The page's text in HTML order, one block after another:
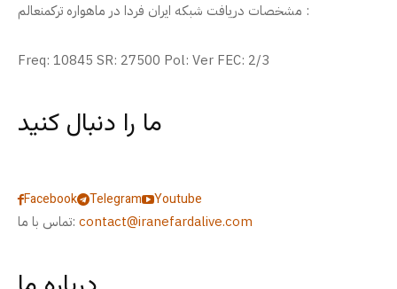
مشخصات دریافت شبکه ایران فردا در ماهواره ترکمنعالم :
Freq: 10845 SR: 27500 Pol: Ver FEC: 2/3
ما را دنبال کنید
Facebook Telegram
Youtube
تماس با ما: contact@iranefardalive.com